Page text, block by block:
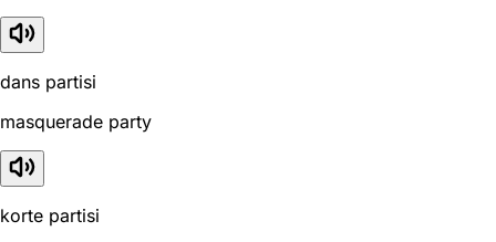
dans partisi
masquerade party
korte partisi